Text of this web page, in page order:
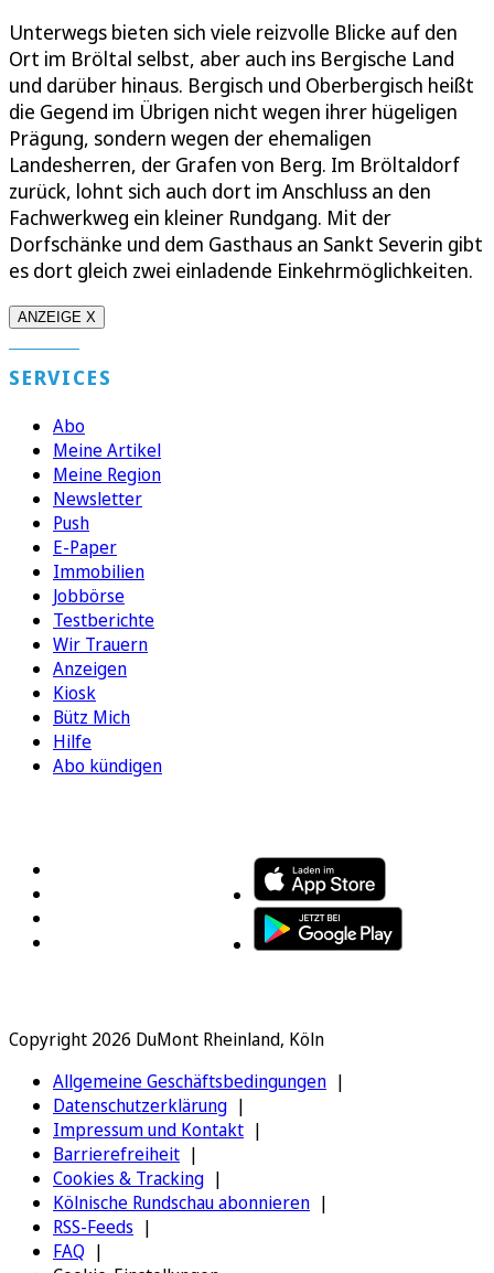
Unterwegs bieten sich viele reizvolle Blicke auf den
Ort im Bröltal selbst, aber auch ins Bergische Land
und darüber hinaus. Bergisch und Oberbergisch heißt
die Gegend im Übrigen nicht wegen ihrer hügeligen
Prägung, sondern wegen der ehemaligen
Landesherren, der Grafen von Berg. Im Bröltaldorf
zurück, lohnt sich auch dort im Anschluss an den
Fachwerkweg ein kleiner Rundgang. Mit der
Dorfschänke und dem Gasthaus an Sankt Severin gibt
es dort gleich zwei einladende Einkehrmöglichkeiten.
ANZEIGE X
SERVICES
Abo
Meine Artikel
Meine Region
Newsletter
Push
E-Paper
Immobilien
Jobbörse
Testberichte
Wir Trauern
Anzeigen
Kiosk
Bütz Mich
Hilfe
Abo kündigen
Copyright 2026 DuMont Rheinland, Köln
Allgemeine Geschäftsbedingungen
Datenschutzerklärung
Impressum und Kontakt
Barrierefreiheit
Cookies & Tracking
Kölnische Rundschau abonnieren
RSS-Feeds
FAQ